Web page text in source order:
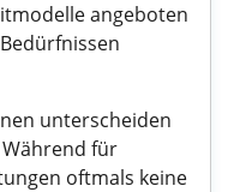
angeboten
unterscheiden
für
oftmals keine